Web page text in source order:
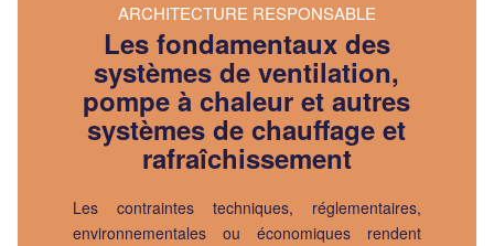
ARCHITECTURE RESPONSABLE
Les fondamentaux des
systèmes de ventilation,
pompe à chaleur et autres
systèmes de chauffage et
rafraîchissement
Les contraintes techniques, réglementaires,
environnementales ou économiques rendent